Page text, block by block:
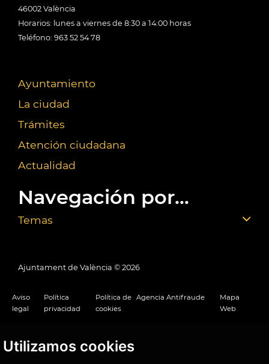
Utilizamos cookies
46002 València
Horarios: lunes a viernes de 8:30 a 14:00 horas
Teléfono: 963 52 54 78
Ayuntamiento
La ciudad
Trámites
Atención ciudadana
Actualidad
Navegación por...
Temas
Ajuntament de València © 2026
Aviso
legal
Política
privacidad
Política de
cookies
Agencia Antifraude
Mapa
Web